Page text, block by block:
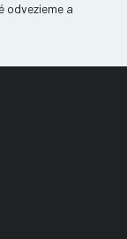
odvezieme a